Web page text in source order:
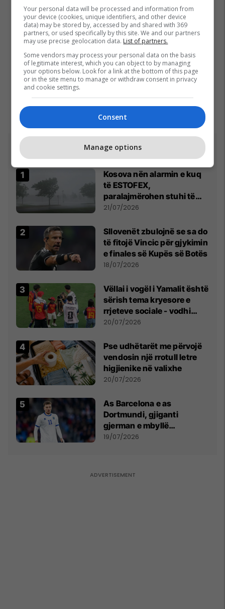
Kosova nën alarmin e kuq
të ESTOFEX,
paralajmërohen stuhi të
fuqishme me breshër dhe
21/07/2026
Sllovenët zbulojnë se sa do
të fitojë Vincic për gjykimin
e finales së Kupës së Botës
18/07/2026
Vëllai i vogël i Yamalit është
sërish tema kryesore e
rrjeteve sociale - vodhi
vëmendjen pas finales së
20/07/2026
Pse udhëtarët me përvojë
vendosin një rrotull letre
higjienike në valixhe
20/07/2026
As Barcelona e as
Dortmundi, gjiganti
gjerman e mbyllë
marrëveshjen për Fisnik
19/07/2026
Your personal data will be processed and information from
your device (cookies, unique identifiers, and other device
data) may be stored by, accessed by and shared with 369
partners, or used specifically by this site. We and our partners
may use precise geolocation data. List of partners.
Some vendors may process your personal data on the basis
of legitimate interest, which you can object to by managing
your options below. Look for a link at the bottom of this page
or in the site menu to manage or withdraw consent in privacy
and cookie settings.
Consent
Manage options